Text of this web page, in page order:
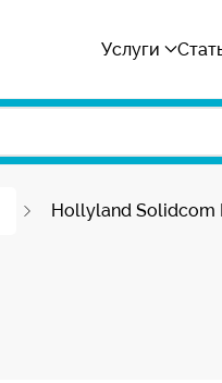
Услуги
Hollyland Solidcom